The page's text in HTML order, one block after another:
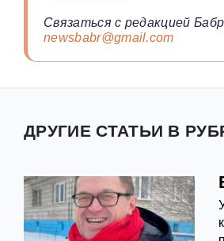
Связаться с редакцией
newsbabr@gmail.com
ДРУГИЕ СТАТЬИ В